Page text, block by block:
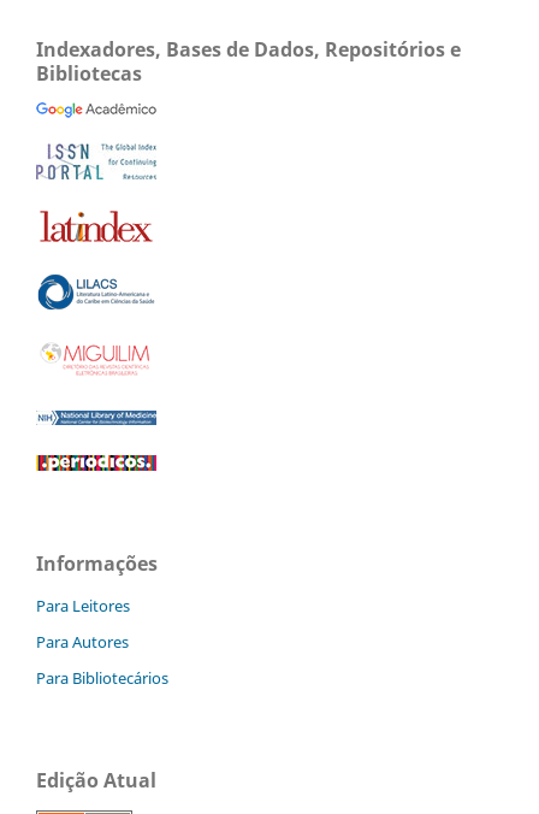
Indexadores, Bases de Dados, Repositórios e
Bibliotecas
Informações
Para Leitores
Para Autores
Para Bibliotecários
Edição Atual